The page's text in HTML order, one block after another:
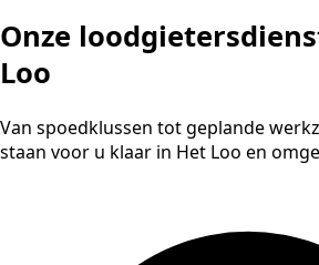
Onze
Loo
Van spoedklussen tot geplande
staan voor u klaar in Het Loo en